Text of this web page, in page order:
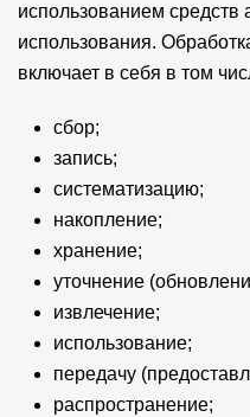
использованием средств
использования.
включает в себя в том
сбор;
запись;
систематизацию;
накопление;
хранение;
уточнение
извлечение;
использование;
передачу
распространение;